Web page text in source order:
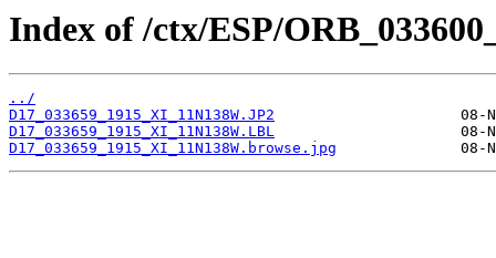
Index of /ctx/ESP/
../
D17_033659_1915_XI_11N138W.JP2
D17_033659_1915_XI_11N138W.LBL
D17_033659_1915_XI_11N138W.browse.jpg